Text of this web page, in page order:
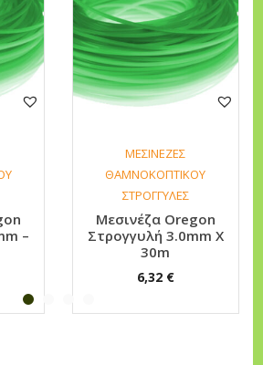
–
ΜΕΣΙΝΕΖΕΣ
ΘΑΜΝΟΚΟΠΤΙΚΟΥ
ΣΤΡΟΓΓΥΛΕΣ
Μεσινέζα Oregon
Στρογγυλή 3.0mm X
30m
6,32 €